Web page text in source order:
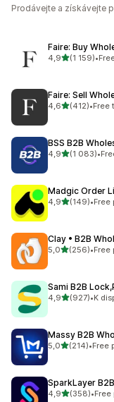
Prodávejte a získávejte
Faire: Buy
4,9z 5 hvězd
(1 159)
Celkový počet•
Faire: Sell
4,6z 5 hvězd
(412)
Celkový počet
•Free
BSS B2B
4,9z 5 hvězd
(1 083)
Celkový počet
•
Madgic Order
4,9z 5 hvězd
(149)
Celkový počet
•Free
Clay • B2B
5,0z 5 hvězd
(256)
Celkový počet
•Free
Sami B2B
4,9z 5 hvězd
(927)
Celkový počet
•K
Massy B2B
5,0z 5 hvězd
(214)
Celkový počet
•Free
SparkLayer
4,9z 5 hvězd
(358)
Celkový počet
•Free